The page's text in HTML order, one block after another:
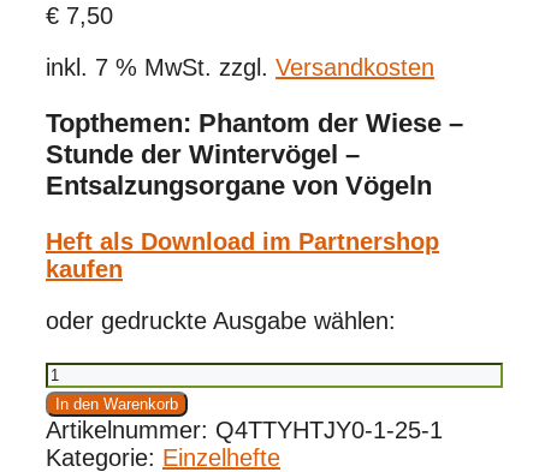
€ 7,50
inkl. 7 % MwSt. zzgl. Versandkosten
Topthemen: Phantom der Wiese –
Stunde der Wintervögel –
Entsalzungsorgane von Vögeln
Heft als Download im Partnershop
kaufen
oder gedruckte Ausgabe wählen:
Vögel
3/2025
Menge
In den Warenkorb
Artikelnummer: Q4TTYHTJY0-1-25-1
Kategorie: Einzelhefte